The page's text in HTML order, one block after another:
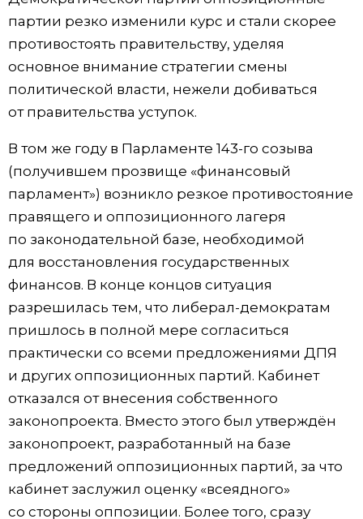
партии резко изменили курс и стали скорее
противостоять правительству, уделяя
основное внимание стратегии смены
политической власти, нежели добиваться
от правительства уступок.
В том же году в Парламенте 143-го созыва
(получившем прозвище «финансовый
парламент») возникло резкое противостояние
правящего и оппозиционного лагеря
по законодательной базе, необходимой
для восстановления государственных
финансов. В конце концов ситуация
разрешилась тем, что либерал-демократам
пришлось в полной мере согласиться
практически со всеми предложениями ДПЯ
и других оппозиционных партий. Кабинет
отказался от внесения собственного
законопроекта. Вместо этого был утверждён
законопроект, разработанный на базе
предложений оппозиционных партий, за что
кабинет заслужил оценку «всеядного»
со стороны оппозиции. Более того, сразу